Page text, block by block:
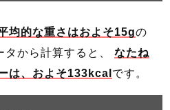
均的な重さはおよそ15gの
タから計算すると、 なたね
は、およそ133kcal です。